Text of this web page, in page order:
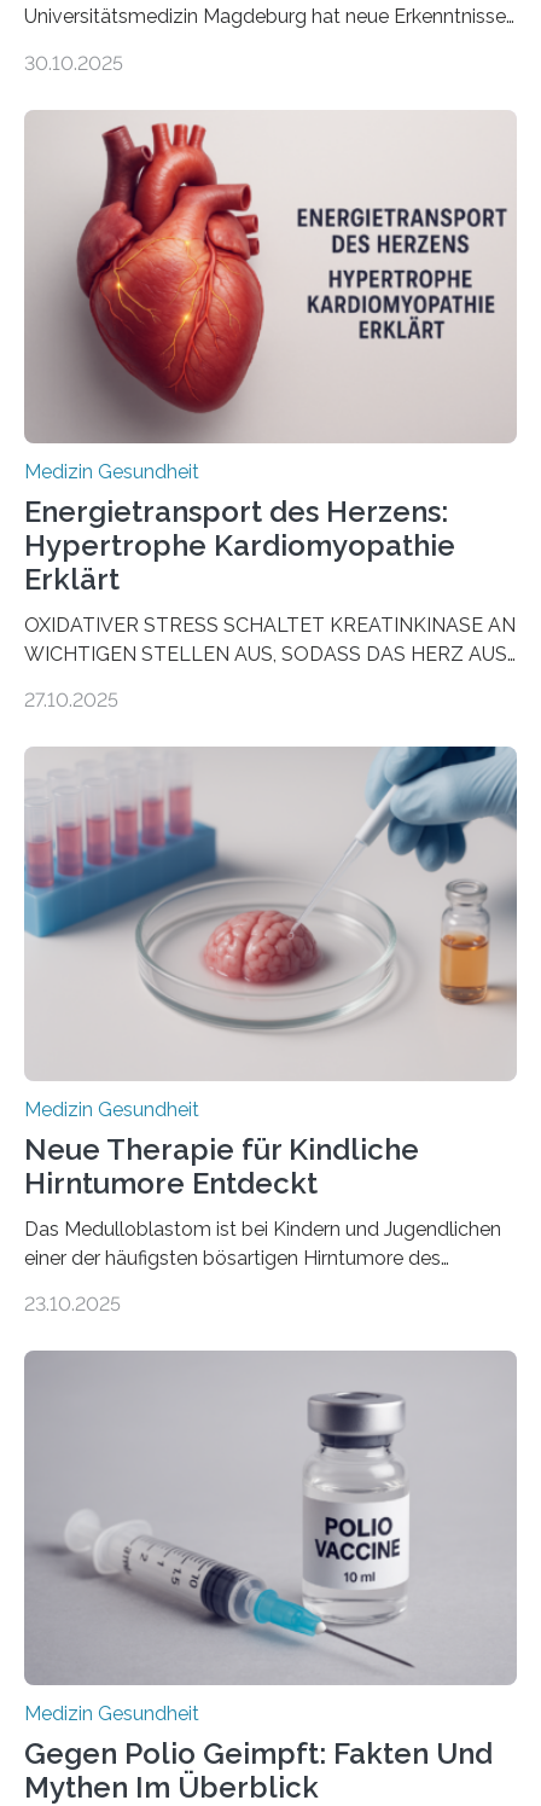
Universitätsmedizin Magdeburg hat neue Erkenntnisse
behandelt werden kann. In ihrer aktuellen Studie,
Oncology, zeigen die Forschenden, dass Mini-Tumore
aus Gewebe von Patientinnen und Patienten –
sogenannte Organoide – genutzt werden können, um
vorab zu prüfen, welche Medikamente am besten
wirken. Dabei wurde ein Eiweiß identifiziert, das künftig
als Biomarker für die Wahl der passenden Therapie
dienen könnte. Darmkrebs zählt weltweit zu den
häufigsten Krebsarten und stellt…
30.10.2025
Medizin Gesundheit
Energietransport des Herzens:
Hypertrophe Kardiomyopathie
Erklärt
OXIDATIVER STRESS SCHALTET KREATINKINASE AN
WICHTIGEN STELLEN AUS, SODASS DAS HERZ AUS
aus dem Deutschen Zentrum für Herzinsuffizienz
im Journal Circulation, warum der Energietransport bei
der Hypertrophen Kardiomyopathie (HCM) versagen
kann und wie sich durch eine Verringerung der
Herzbelastung und des oxidativen Stresses
Rhythmusstörungen reduzieren lassen. Würzburg. Die
hypertrophe Kardiomyopathie (HCM) ist die häufigste
erblich bedingte Herzerkrankung. Sie führt dazu, dass
sich die linke Herzkammer verdickt, der Herzmuskel zu
stark kontrahiert…
27.10.2025
Medizin Gesundheit
Neue Therapie für Kindliche
Hirntumore Entdeckt
Das Medulloblastom ist bei Kindern und Jugendlichen
einer der häufigsten bösartigen Hirntumore des
Betroffenen können mit heutigen Methoden geheilt
Dringend benötigt werden zielgerichtete Therapien, die
nur Tumorschwachstellen angreifen und normales
Gewebe verschonen. Forschende um Daniel Merk vom
Hertie-Institut für klinische Hirnforschung am
Universitätsklinikum Tübingen haben eine solche
Schwachstelle im Erbgut einer Untergruppe des
Medulloblastoms gefunden. Die Wilhelm Sander-
Stiftung unterstützte das Projekt…
23.10.2025
Medizin Gesundheit
Gegen Polio Geimpft: Fakten Und
Mythen Im Überblick